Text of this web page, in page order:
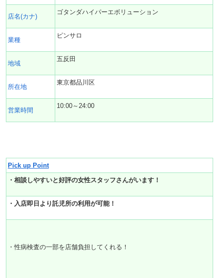
店名(カナ)
ゴタンダハイパーエボリューション
業種
ピンサロ
地域
五反田
所在地
東京都品川区
営業時間
10:00～24:00
Pick up Point
・相談しやすいと好評の女性スタッフさんがいます！
・入店即日より託児所の利用が可能！
・性病検査の一部を店舗負担してくれる！